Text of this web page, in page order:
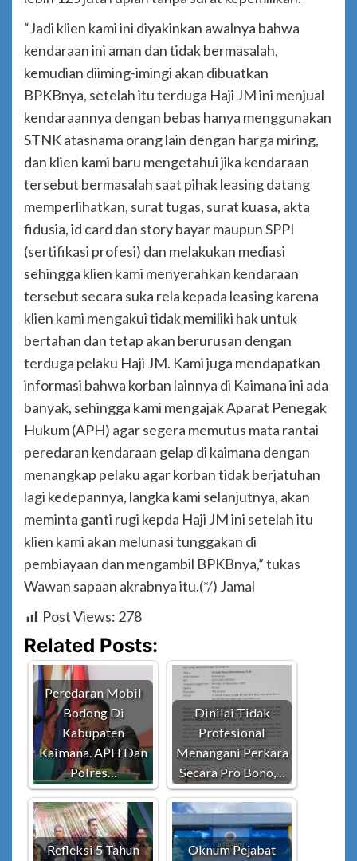
“Jadi klien kami ini diyakinkan awalnya bahwa
kendaraan ini aman dan tidak bermasalah,
kemudian diiming-imingi akan dibuatkan
BPKBnya, setelah itu terduga Haji JM ini menjual
kendaraannya dengan bebas hanya menggunakan
STNK atasnama orang lain dengan harga miring,
dan klien kami baru mengetahui jika kendaraan
tersebut bermasalah saat pihak leasing datang
memperlihatkan, surat tugas, surat kuasa, akta
fidusia, id card dan story bayar maupun SPPI
(sertifikasi profesi) dan melakukan mediasi
sehingga klien kami menyerahkan kendaraan
tersebut secara suka rela kepada leasing karena
klien kami mengakui tidak memiliki hak untuk
bertahan dan tetap akan berurusan dengan
terduga pelaku Haji JM. Kami juga mendapatkan
informasi bahwa korban lainnya di Kaimana ini ada
banyak, sehingga kami mengajak Aparat Penegak
Hukum (APH) agar segera memutus mata rantai
peredaran kendaraan gelap di kaimana dengan
menangkap pelaku agar korban tidak berjatuhan
lagi kedepannya, langka kami selanjutnya, akan
meminta ganti rugi kepda Haji JM ini setelah itu
klien kami akan melunasi tunggakan di
pembiayaan dan mengambil BPKBnya,” tukas
Wawan sapaan akrabnya itu.(*/) Jamal
Post Views: 278
Related Posts:
Peredaran Mobil
Bodong Di
Kabupaten
Kaimana. APH Dan
Polres…
Dinilai Tidak
Profesional
Menangani Perkara
Secara Pro Bono,…
Refleksi 5 Tahun
Oknum Pejabat